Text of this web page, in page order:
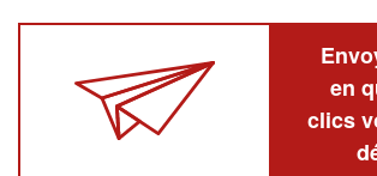
en
clics